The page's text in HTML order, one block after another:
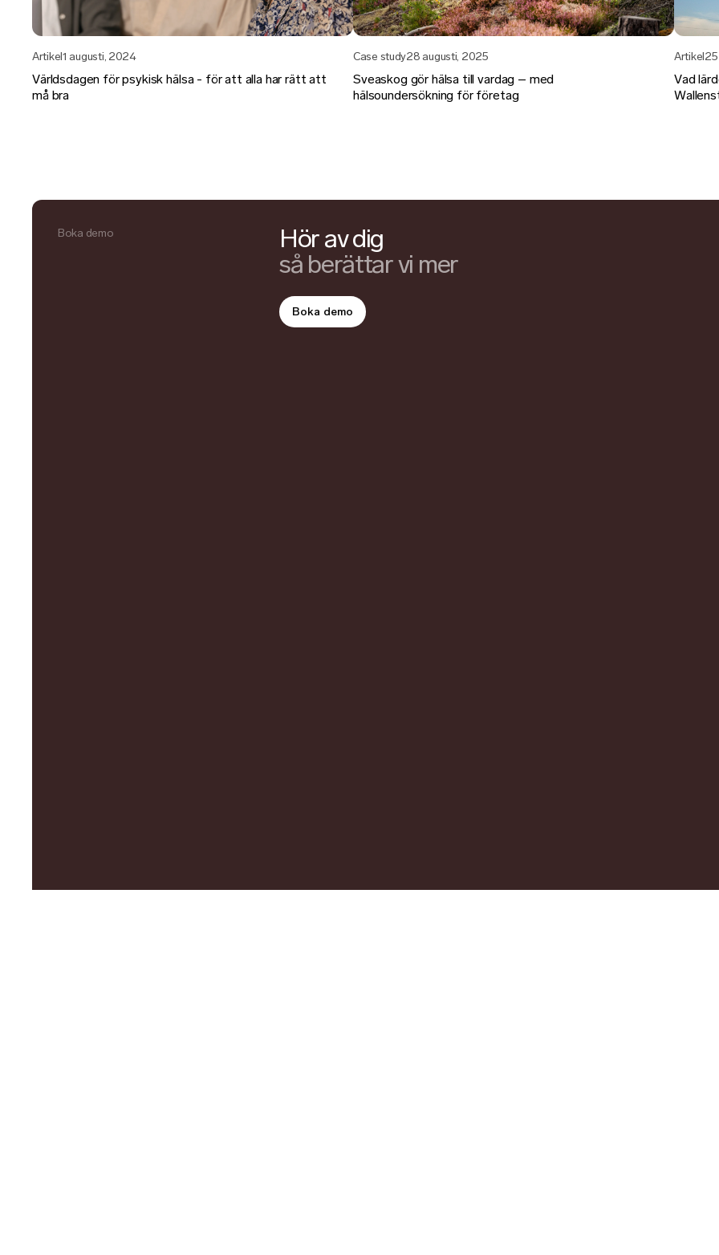
Artikel1 augusti, 2024
Världsdagen för psykisk hälsa - för att alla har rätt att
må bra
Case study28 augusti, 2025
Sveaskog gör hälsa till vardag – med
hälsoundersökning för företag
Artikel
Vad
Boka demo
Hör av dig
så berättar vi mer
Boka demo